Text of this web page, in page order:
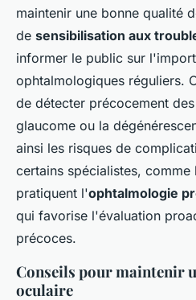
maintenir une bonne qualité
de sensibilisation aux
informer le public sur
ophtalmologiques réguliers.
de détecter précocement
glaucome ou la
ainsi les risques de
certains spécialistes, comme
pratiquent l'ophtalmologie
qui favorise l'évaluation
précoces.
Conseils pour maintenir
oculaire